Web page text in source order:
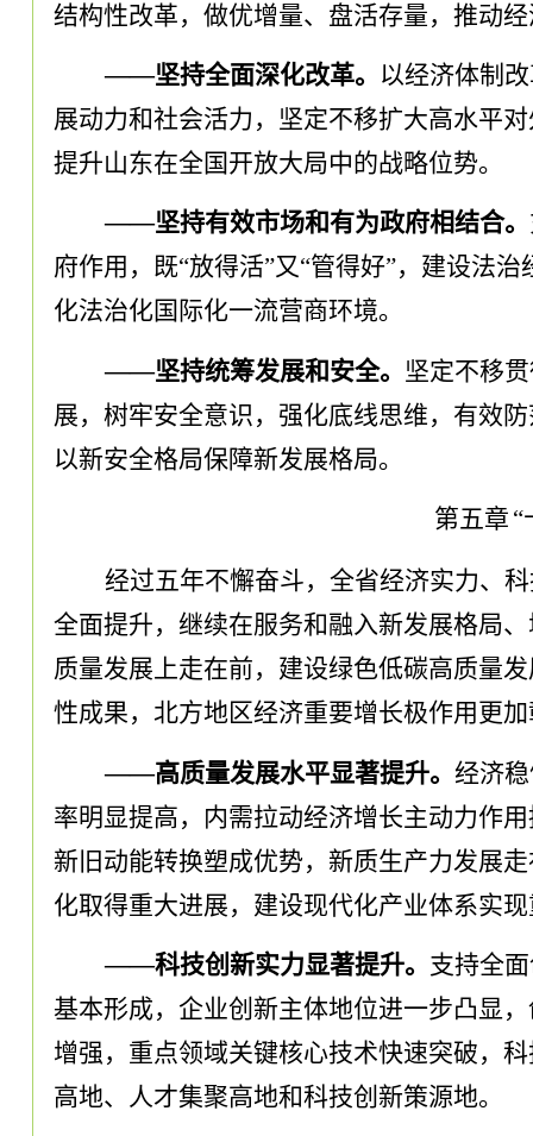
结构性改革， 做优增量、盘活存量， 推动
——坚持全面深化改革。 以经济体制
展动力和社会活力 ，
坚定不移扩大高水平
提升山东在全国开放大局中的战略位势。
——坚持有效市场和有为政府相结合。
府作用 ， 既“放得活”又“管得好”， 建设法治
化法治化国际化一流营商环境。
——坚持统筹发展和安全。 坚定不移
展， 树牢安全意识 ， 强化底线思维， 有效
以新安全格局保障新发展格局。
第五章 “
经过五年不懈奋斗， 全省经济实力、
全面提升， 继续在服务和融入新发展格局
质量发展上走在前， 建设绿色低碳高质量
性成果， 北方地区经济重要增长极作用更
——高质量发展水平显著提升。 经济
率明显提高，
内需拉动经济增长主动力作
新旧动能转换塑成优势， 新质生产力发展
化取得重大进展， 建设现代化产业体系实
——科技创新实力显著提升。 支持全
基本形成， 企业创新主体地位进一步凸显 ，
增强 ， 重点领域关键核心技术快速突破，
高地、人才集聚高地和科技创新策源地。